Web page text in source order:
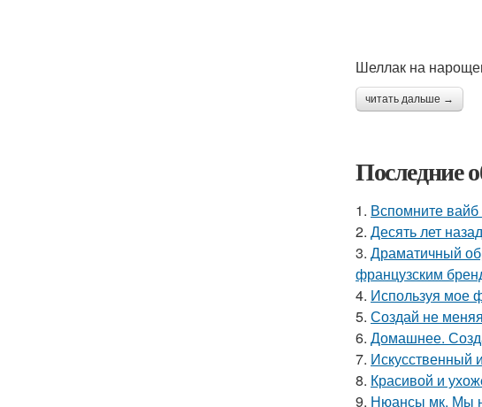
Шеллак на
читать дальше →
Последние
1. Вспомните
2. Десять лет
3. Драматичный
французским
4. Используя мое
5. Создай не
6. Домашнее.
7. Искусственный
8. Красивой и
9. Нюансы мк. Мы